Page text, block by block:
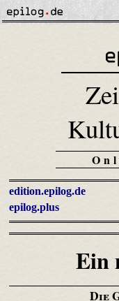
edition.epilog.de
epilog.plus
Ein
Die